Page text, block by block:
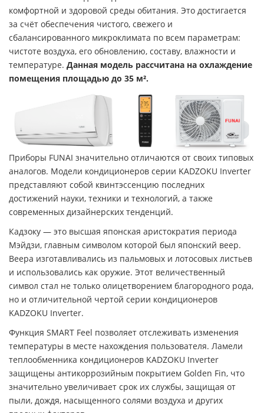
комфортной и здоровой среды обитания. Это достигается
за счёт обеспечения чистого, свежего и
сбалансированного микроклимата по всем параметрам:
чистоте воздуха, его обновлению, составу, влажности и
температуре. Данная модель рассчитана на охлаждение
помещения площадью до 35 м².
Приборы FUNAI значительно отличаются от своих типовых
аналогов. Модели кондиционеров серии KADZOKU Inverter
представляют собой квинтэссенцию последних
достижений науки, техники и технологий, а также
современных дизайнерских тенденций.
Кадзоку — это высшая японская аристократия периода
Мэйдзи, главным символом которой был японский веер.
Веера изготавливались из пальмовых и лотосовых листьев
и использовались как оружие. Этот величественный
символ стал не только олицетворением благородного рода,
но и отличительной чертой серии кондиционеров
KADZOKU Inverter.
Функция SMART Feel позволяет отслеживать изменения
температуры в месте нахождения пользователя. Ламели
теплообменника кондиционеров KADZOKU Inverter
защищены антикоррозийным покрытием Golden Fin, что
значительно увеличивает срок их службы, защищая от
пыли, дождя, насыщенного солями воздуха и других